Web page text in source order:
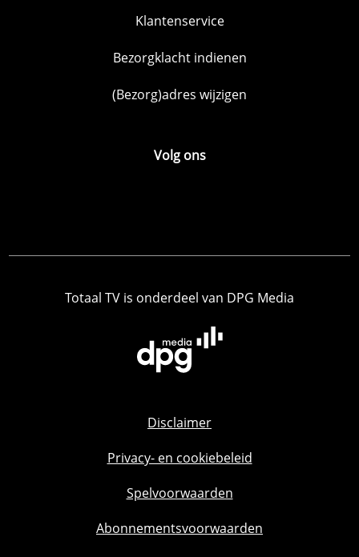
Klantenservice
Bezorgklacht indienen
(Bezorg)adres wijzigen
Volg ons
Totaal TV is onderdeel van DPG Media
Disclaimer
Privacy- en cookiebeleid
Spelvoorwaarden
Abonnementsvoorwaarden